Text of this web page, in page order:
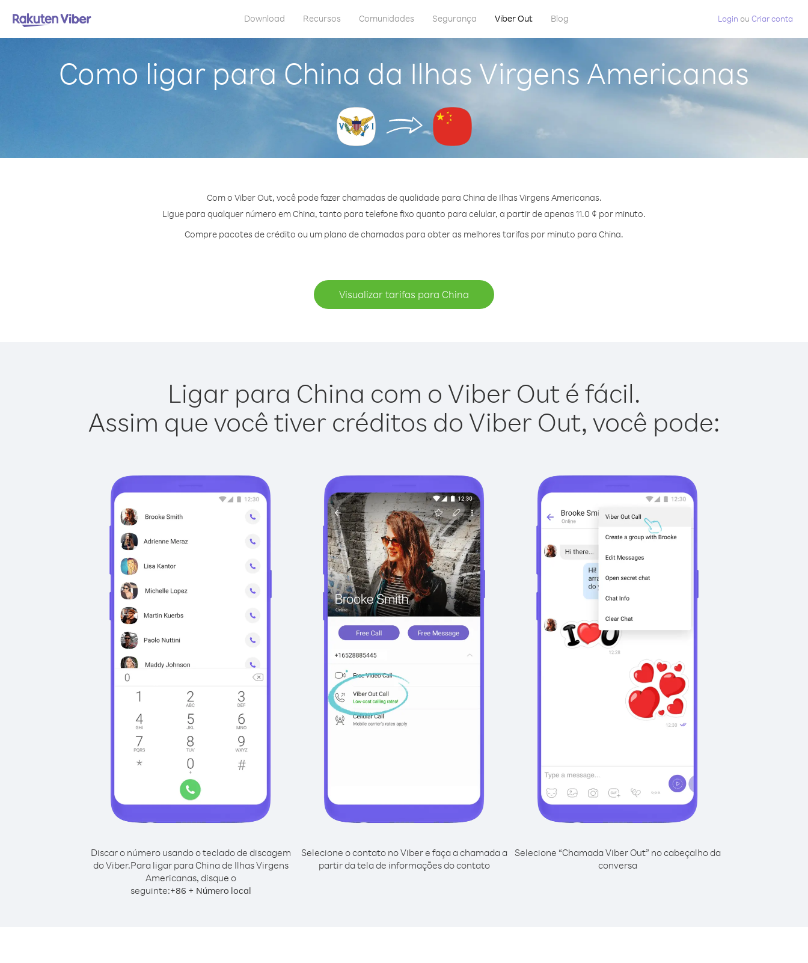
Download Recursos Comunidades Segurança Viber Out Blog Login ou Criar conta
Como ligar para China da Ilhas Virgens Americanas
Com o Viber Out, você pode fazer chamadas de qualidade para China de Ilhas Virgens Americanas.
Ligue para qualquer número em China, tanto para telefone fixo quanto para celular, a partir de apenas 11.0 ¢ por minuto.
Compre pacotes de crédito ou um plano de chamadas para obter as melhores tarifas por minuto para China.
Visualizar tarifas para China
Ligar para China com o Viber Out é fácil.
Assim que você tiver créditos do Viber Out, você pode:
Discar o número usando o teclado de discagem
do Viber.Para ligar para China de Ilhas Virgens
Americanas, disque o
seguinte:+86 + Número local
Selecione o contato no Viber e faça a chamada a
partir da tela de informações do contato
Selecione “Chamada Viber Out” no cabeçalho da
conversa